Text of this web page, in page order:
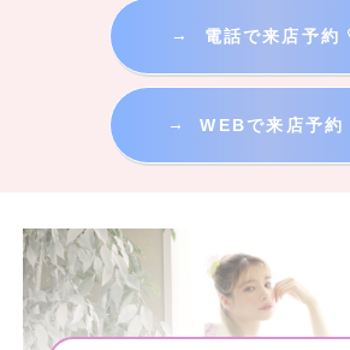
→ 電話で来店予約
→ WEBで来店予約